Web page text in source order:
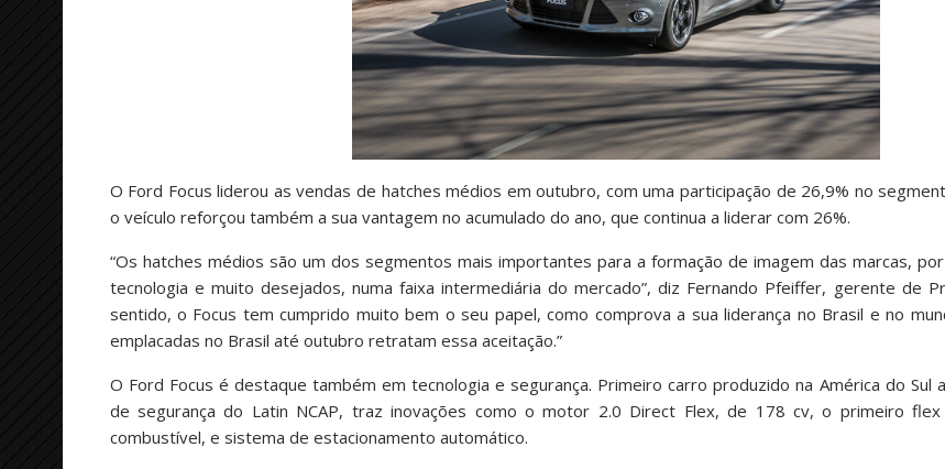
O Ford Focus liderou as vendas de hatches médios em outubro, com uma participação de 26,9% no
o veículo reforçou também a sua vantagem no acumulado do ano, que continua a liderar com 26%.
“Os hatches médios são um dos segmentos mais importantes para a formação de imagem das marcas,
tecnologia e muito desejados, numa faixa intermediária do mercado”, diz Fernando Pfeiffer, gerente de
sentido, o Focus tem cumprido muito bem o seu papel, como comprova a sua liderança no Brasil e no
emplacadas no Brasil até outubro retratam essa aceitação.”
O Ford Focus é destaque também em tecnologia e segurança. Primeiro carro produzido na América do Sul
de segurança do Latin NCAP, traz inovações como o motor 2.0 Direct Flex, de 178 cv, o primeiro
combustível, e sistema de estacionamento automático.